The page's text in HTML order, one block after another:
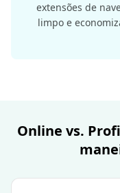
extensões de
limpo e
Online vs.